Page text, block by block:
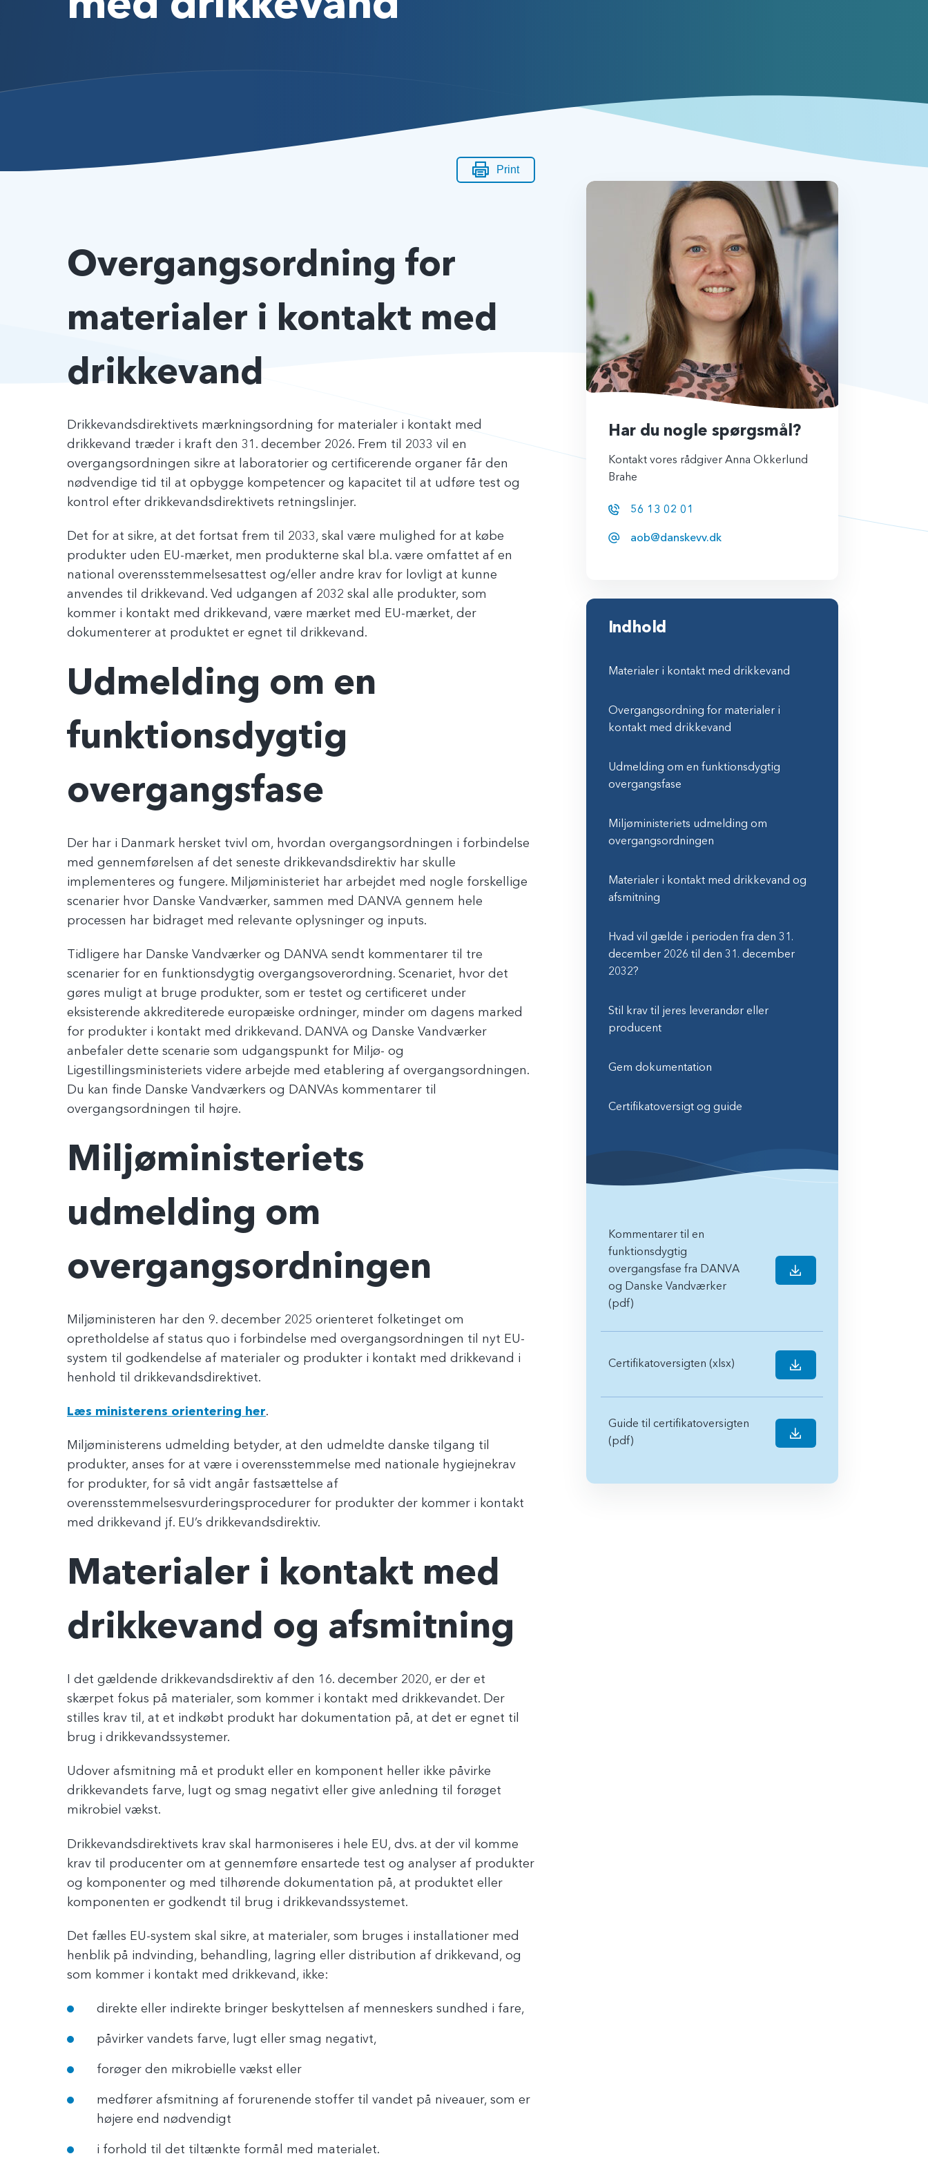
Print
Overgangsordning for
materialer i kontakt med
drikkevand
Drikkevandsdirektivets mærkningsordning for materialer i kontakt med
drikkevand træder i kraft den 31. december 2026. Frem til 2033 vil en
overgangsordningen sikre at laboratorier og certificerende organer får den
nødvendige tid til at opbygge kompetencer og kapacitet til at udføre test og
kontrol efter drikkevandsdirektivets retningslinjer.
Det for at sikre, at det fortsat frem til 2033, skal være mulighed for at købe
produkter uden EU-mærket, men produkterne skal bl.a. være omfattet af en
national overensstemmelsesattest og/eller andre krav for lovligt at kunne
anvendes til drikkevand. Ved udgangen af 2032 skal alle produkter, som
kommer i kontakt med drikkevand, være mærket med EU-mærket, der
dokumenterer at produktet er egnet til drikkevand.
Udmelding om en
funktionsdygtig
overgangsfase
Der har i Danmark hersket tvivl om, hvordan overgangsordningen i forbindelse
med gennemførelsen af det seneste drikkevandsdirektiv har skulle
implementeres og fungere. Miljøministeriet har arbejdet med nogle forskellige
scenarier hvor Danske Vandværker, sammen med DANVA gennem hele
processen har bidraget med relevante oplysninger og inputs.
Tidligere har Danske Vandværker og DANVA sendt kommentarer til tre
scenarier for en funktionsdygtig overgangsoverordning. Scenariet, hvor det
gøres muligt at bruge produkter, som er testet og certificeret under
eksisterende akkrediterede europæiske ordninger, minder om dagens marked
for produkter i kontakt med drikkevand. DANVA og Danske Vandværker
anbefaler dette scenarie som udgangspunkt for Miljø- og
Ligestillingsministeriets videre arbejde med etablering af overgangsordningen.
Du kan finde Danske Vandværkers og DANVAs kommentarer til
overgangsordningen til højre.
Miljøministeriets
udmelding om
overgangsordningen
Miljøministeren har den 9. december 2025 orienteret folketinget om
opretholdelse af status quo i forbindelse med overgangsordningen til nyt EU-
system til godkendelse af materialer og produkter i kontakt med drikkevand i
henhold til drikkevandsdirektivet.
Læs ministerens orientering her.
Miljøministerens udmelding betyder, at den udmeldte danske tilgang til
produkter, anses for at være i overensstemmelse med nationale hygiejnekrav
for produkter, for så vidt angår fastsættelse af
overensstemmelsesvurderingsprocedurer for produkter der kommer i kontakt
med drikkevand jf. EU’s drikkevandsdirektiv.
Materialer i kontakt med
drikkevand og afsmitning
I det gældende drikkevandsdirektiv af den 16. december 2020, er der et
skærpet fokus på materialer, som kommer i kontakt med drikkevandet. Der
stilles krav til, at et indkøbt produkt har dokumentation på, at det er egnet til
brug i drikkevandssystemer.
Udover afsmitning må et produkt eller en komponent heller ikke påvirke
drikkevandets farve, lugt og smag negativt eller give anledning til forøget
mikrobiel vækst.
Drikkevandsdirektivets krav skal harmoniseres i hele EU, dvs. at der vil komme
krav til producenter om at gennemføre ensartede test og analyser af produkter
og komponenter og med tilhørende dokumentation på, at produktet eller
komponenten er godkendt til brug i drikkevandssystemet.
Det fælles EU-system skal sikre, at materialer, som bruges i installationer med
henblik på indvinding, behandling, lagring eller distribution af drikkevand, og
som kommer i kontakt med drikkevand, ikke:
direkte eller indirekte bringer beskyttelsen af menneskers sundhed i fare,
påvirker vandets farve, lugt eller smag negativt,
forøger den mikrobielle vækst eller
medfører afsmitning af forurenende stoffer til vandet på niveauer, som er
højere end nødvendigt
i forhold til det tiltænkte formål med materialet.
Har du nogle spørgsmål?
Kontakt vores rådgiver Anna Okkerlund
Brahe
56 13 02 01
aob@danskevv.dk
Indhold
Materialer i kontakt med drikkevand
Overgangsordning for materialer i
kontakt med drikkevand
Udmelding om en funktionsdygtig
overgangsfase
Miljøministeriets udmelding om
overgangsordningen
Materialer i kontakt med drikkevand og
afsmitning
Hvad vil gælde i perioden fra den 31.
december 2026 til den 31. december
2032?
Stil krav til jeres leverandør eller
producent
Gem dokumentation
Certifikatoversigt og guide
Kommentarer til en
funktionsdygtig
overgangsfase fra DANVA
og Danske Vandværker
(pdf)
Certifikatoversigten (xlsx)
Guide til certifikatoversigten
(pdf)